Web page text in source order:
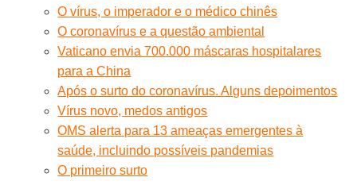
O vírus, o imperador e o médico chinês
O coronavírus e a questão ambiental
Vaticano envia 700.000 máscaras hospitalares
para a China
Após o surto do coronavírus. Alguns depoimentos
Vírus novo, medos antigos
OMS alerta para 13 ameaças emergentes à
saúde, incluindo possíveis pandemias
O primeiro surto